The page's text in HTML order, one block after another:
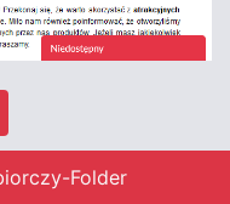
Folder